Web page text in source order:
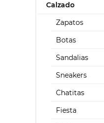
Calzado
Zapatos
Botas
Sandalias
Sneakers
Chatitas
Fiesta